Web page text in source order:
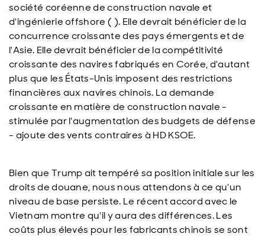
société coréenne de construction navale et
d'ingénierie offshore ( ). Elle devrait bénéficier de la
concurrence croissante des pays émergents et de
l'Asie. Elle devrait bénéficier de la compétitivité
croissante des navires fabriqués en Corée, d'autant
plus que les États-Unis imposent des restrictions
financières aux navires chinois. La demande
croissante en matière de construction navale -
stimulée par l'augmentation des budgets de défense
- ajoute des vents contraires à HD KSOE.
Bien que Trump ait tempéré sa position initiale sur les
droits de douane, nous nous attendons à ce qu'un
niveau de base persiste. Le récent accord avec le
Vietnam montre qu'il y aura des différences. Les
coûts plus élevés pour les fabricants chinois se sont